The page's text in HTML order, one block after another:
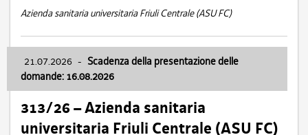
Azienda sanitaria universitaria Friuli Centrale (ASU FC)
21.07.2026 - Scadenza della presentazione delle
domande: 16.08.2026
313/26 – Azienda sanitaria
universitaria Friuli Centrale (ASU FC)